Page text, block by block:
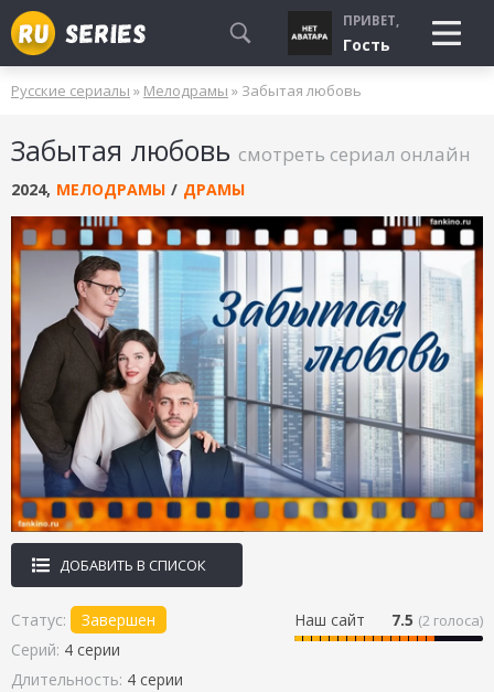
СМОТРЮ
БУДУ СМОТРЕТЬ
УЖЕ СМОТРЕЛ
ПРИВЕТ,
Гость
Русские сериалы » Мелодрамы » Забытая любовь
Забытая любовь смотреть сериал онлайн
2024, МЕЛОДРАМЫ / ДРАМЫ
ДОБАВИТЬ В СПИСОК
Наш сайт 7.5 (2 голоса)
Статус:
Завершен
Серий: 4 серии
Длительность: 4 серии